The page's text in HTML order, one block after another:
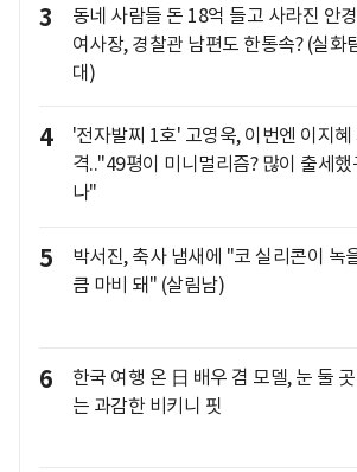
3
동네 사람들 돈 18억 들고 사라진 안
여사장, 경찰관 남편도 한통속? (실화
대)
4
'전자발찌 1호' 고영욱, 이번엔 이지혜
격.."49평이 미니멀리즘? 많이 출세했
나"
5
박서진, 축사 냄새에 "코 실리콘이 녹
큼 마비 돼" (살림남)
6
한국 여행 온 日 배우 겸 모델, 눈 둘
는 과감한 비키니 핏